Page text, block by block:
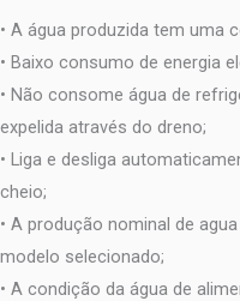
• A água produzida tem uma
• Baixo consumo de energia
• Não consome água de
expelida através do dreno;
• Liga e desliga
cheio;
• A produção nominal de
modelo selecionado;
• A condição da água de